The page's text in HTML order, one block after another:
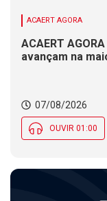
ACAERT AGORA
ACAERT
avançam na
Social nesta
07/08/2026
OUVIR 01:00